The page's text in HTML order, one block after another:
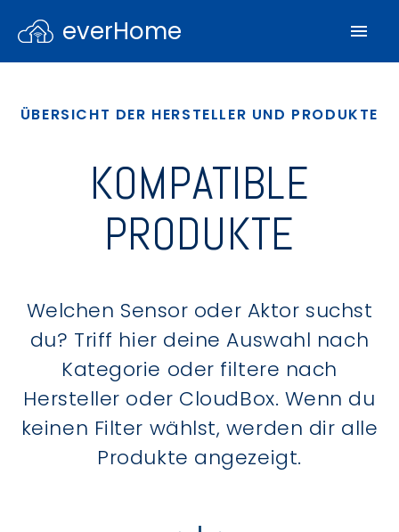
everHome
ÜBERSICHT DER HERSTELLER UND PRODUKTE
KOMPATIBLE
PRODUKTE
Welchen Sensor oder Aktor suchst
du? Triff hier deine Auswahl nach
Kategorie oder filtere nach
Hersteller oder CloudBox. Wenn du
keinen Filter wählst, werden dir alle
Produkte angezeigt.